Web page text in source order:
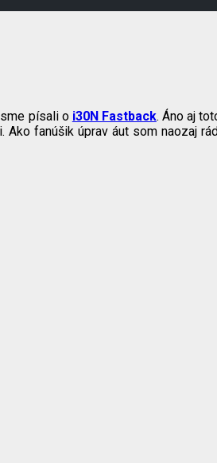
písali o i30N Fastback. Áno aj
fanúšik úprav áut som naozaj